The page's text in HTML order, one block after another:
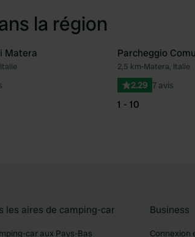
la région
Préféré
Matera Parcheggio
2,5 km•Matera, Italie
2.29 7 avis
1 - 10
les aires de camping-car
car aux Pays-Bas
Business
Connexion